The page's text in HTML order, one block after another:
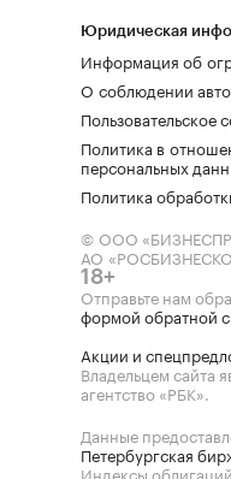
Юридическая
Информация об
О соблюдении
Пользовательское
Политика в
персональных
Политика
© ООО
АО
18+
Отправьте нам
формой обратной
Акции и
Владельцем сайта
агентство «РБК».
Данные
Петербургская
Индексы